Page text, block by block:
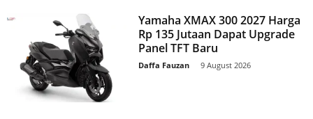
Yamaha XMAX 300 2027 Harga
Rp 135 Jutaan Dapat Upgrade
Panel TFT Baru
Daffa Fauzan 9 August 2026